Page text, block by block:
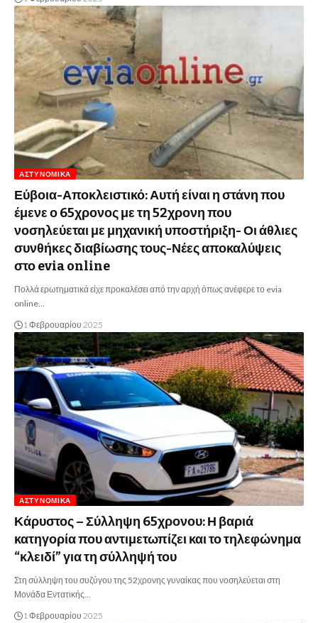
ΑΣΤΥΝΟΜΙΚΆ
Εύβοια-Αποκλειστικό: Αυτή είναι η στάνη που
έμενε ο 65χρονος με τη 52χρονη που
νοσηλεύεται με μηχανική υποστήριξη- Οι άθλιες
συνθήκες διαβίωσης τους-Νέες αποκαλύψεις
στο evia online
Πολλά ερωτηματικά είχε προκαλέσει από την αρχή όπως ανέφερε το evia
online…
1 Φεβρουαρίου 2025
ΑΣΤΥΝΟΜΙΚΆ
Κάρυστος – Σύλληψη 65χρονου: Η βαριά
κατηγορία που αντιμετωπίζει και το τηλεφώνημα
“κλειδί” για τη σύλληψή του
Στη σύλληψη του συζύγου της 52χρονης γυναίκας που νοσηλεύεται στη
Μονάδα Εντατικής…
1 Φεβρουαρίου 2025